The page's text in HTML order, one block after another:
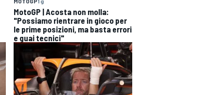
MotoGP | Acosta non molla:
"Possiamo rientrare in gioco per
le prime posizioni, ma basta errori
e guai tecnici"